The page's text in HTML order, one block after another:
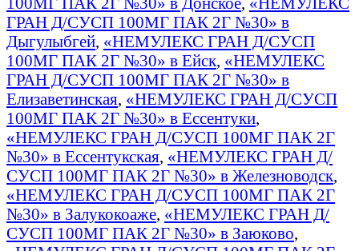
ГРАН Д/СУСП 100МГ ПАК 2Г №30» в
Дыгулыбгей, «НЕМУЛЕКС ГРАН Д/СУСП
100МГ ПАК 2Г №30» в Ейск, «НЕМУЛЕКС
ГРАН Д/СУСП 100МГ ПАК 2Г №30» в
Елизаветинская, «НЕМУЛЕКС ГРАН Д/СУСП
100МГ ПАК 2Г №30» в Ессентуки,
«НЕМУЛЕКС ГРАН Д/СУСП 100МГ ПАК 2Г
№30» в Ессентукская, «НЕМУЛЕКС ГРАН Д/
СУСП 100МГ ПАК 2Г №30» в Железноводск,
«НЕМУЛЕКС ГРАН Д/СУСП 100МГ ПАК 2Г
№30» в Залукокоаже, «НЕМУЛЕКС ГРАН Д/
СУСП 100МГ ПАК 2Г №30» в Заюково,